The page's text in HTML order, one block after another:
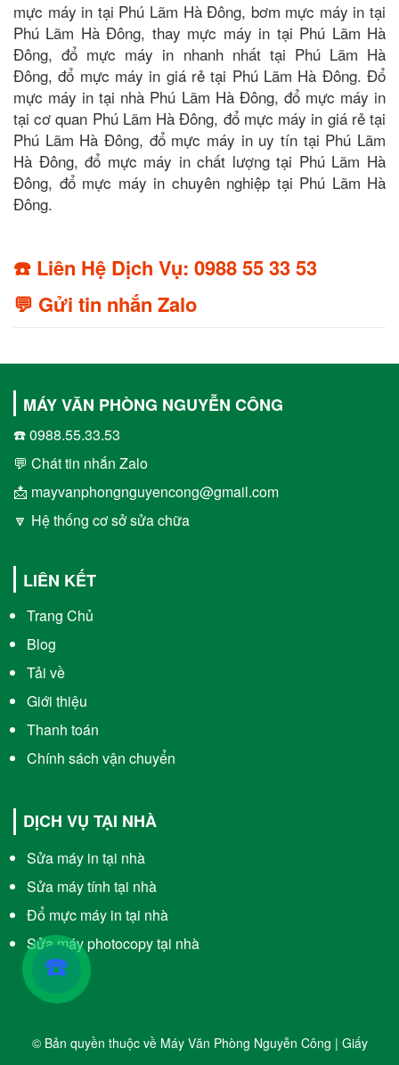
mực máy in tại Phú Lãm Hà Đông, bơm mực máy in tại
Phú Lãm Hà Đông, thay mực máy in tại Phú Lãm Hà
Đông, đổ mực máy in nhanh nhất tại Phú Lãm Hà
Đông, đổ mực máy in giá rẻ tại Phú Lãm Hà Đông. Đổ
mực máy in tại nhà Phú Lãm Hà Đông, đổ mực máy in
tại cơ quan Phú Lãm Hà Đông, đổ mực máy in giá rẻ tại
Phú Lãm Hà Đông, đổ mực máy in uy tín tại Phú Lãm
Hà Đông, đổ mực máy in chất lượng tại Phú Lãm Hà
Đông, đổ mực máy in chuyên nghiệp tại Phú Lãm Hà
Đông.
☎️ Liên Hệ Dịch Vụ: 0988 55 33 53
💬 Gửi tin nhắn Zalo
MÁY VĂN PHÒNG NGUYỄN CÔNG
☎️ 0988.55.33.53
💬 Chát tin nhắn Zalo
📩 mayvanphongnguyencong@gmail.com
🔽 Hệ thống cơ sở sửa chữa
LIÊN KẾT
Trang Chủ
Blog
Tải về
Giới thiệu
Thanh toán
Chính sách vận chuyển
DỊCH VỤ TẠI NHÀ
Sửa máy in tại nhà
Sửa máy tính tại nhà
Đổ mực máy in tại nhà
Sửa máy photocopy tại nhà
© Bản quyền thuộc về Máy Văn Phòng Nguyễn Công | Giấy
☎️